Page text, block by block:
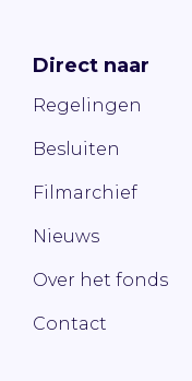
Direct naar
Regelingen
Besluiten
Filmarchief
Nieuws
Over het fonds
Contact